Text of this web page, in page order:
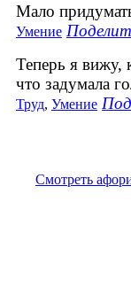
Мало
Умение
Теперь я вижу,
что задумала
Труд, Умение
Смотреть